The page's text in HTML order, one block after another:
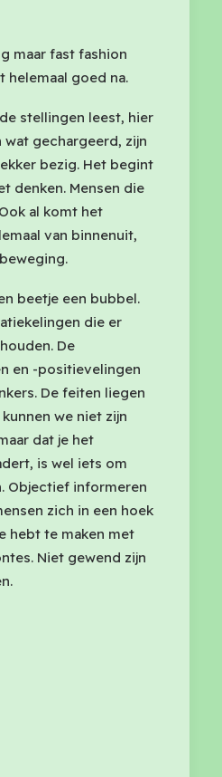
maar fast fashion
helemaal goed na.
stellingen leest, hier
wat gechargeerd, zijn
bezig. Het begint
denken. Mensen die
al komt het
van binnenuit,
beetje een bubbel.
die er
De
en -positievelingen
De feiten liegen
we niet zijn
dat je het
is wel iets om
Objectief informeren
zich in een hoek
hebt te maken met
Niet gewend zijn